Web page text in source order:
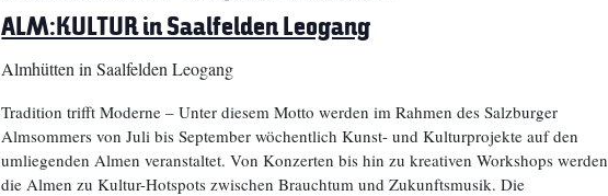
ALM:KULTUR in Saalfelden Leogang
Almhütten in Saalfelden Leogang
Tradition trifft Moderne – Unter diesem Motto werden im Rahmen des Salzburger
Almsommers von Juli bis September wöchentlich Kunst- und Kulturprojekte auf den
umliegenden Almen veranstaltet. Von Konzerten bis hin zu kreativen Workshops werden
die Almen zu Kultur-Hotspots zwischen Brauchtum und Zukunftsmusik. Die